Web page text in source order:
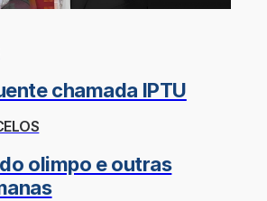
chamada IPTU
olimpo e outras